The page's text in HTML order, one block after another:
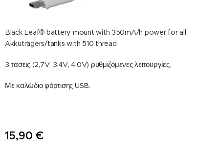
Black Leaf® battery mount with 350mA/h power for all
Akkuträgers/tanks with 510 thread.
3 τάσεις (2,7V, 3,4V, 4,0V) ρυθμιζόμενες λειτουργίες.
Με καλώδιο φόρτισης USB.
15,90 €